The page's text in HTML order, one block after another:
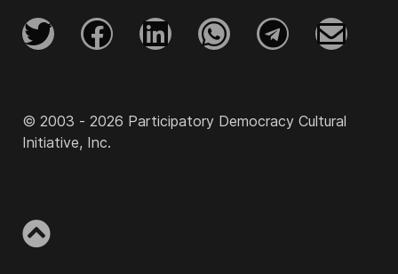
© 2003 - 2026 Participatory Democracy Cultural
Initiative, Inc.